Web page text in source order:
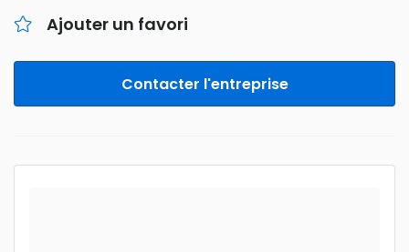
Ajouter un favori
Contacter l'entreprise